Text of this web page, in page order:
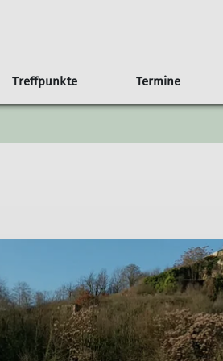
Anfahrt Der
Kalender Weitere
Treffpunkte Termine
Haus 75 Jahre Sektion